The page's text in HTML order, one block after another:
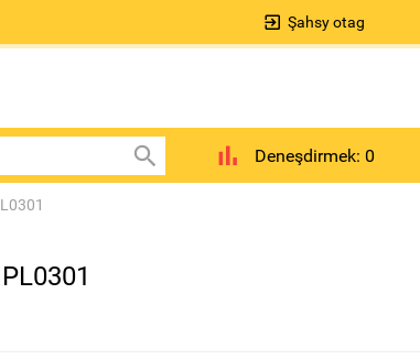
Şahsy otag
Deneşdirmek: 0